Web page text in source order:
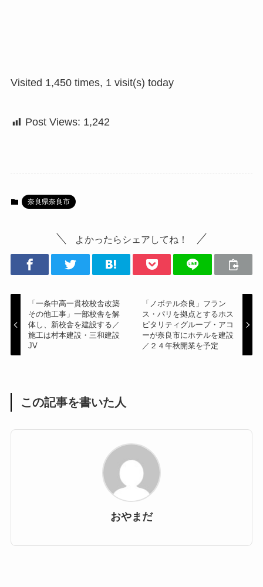
Visited 1,450 times, 1 visit(s) today
Post Views: 1,242
奈良県奈良市
よかったらシェアしてね！
「一条中高一貫校校舎改築
その他工事」一部校舎を解
体し、新校舎を建設する／
施工は村本建設・三和建設
JV
「ノボテル奈良」フラン
ス・パリを拠点とするホス
ピタリティグループ・アコ
ーが奈良市にホテルを建設
／２４年秋開業を予定
この記事を書いた人
おやまだ